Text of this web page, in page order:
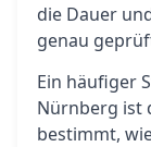
die Dauer
genau
Ein häufiger
Nürnberg ist
bestimmt,